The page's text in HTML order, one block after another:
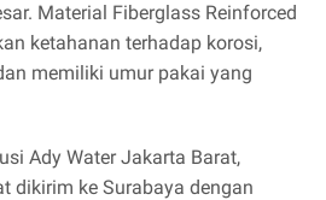
Material Fiberglass Reinforced
ketahanan terhadap korosi,
memiliki umur pakai yang
Ady Water Jakarta Barat,
dikirim ke Surabaya dengan